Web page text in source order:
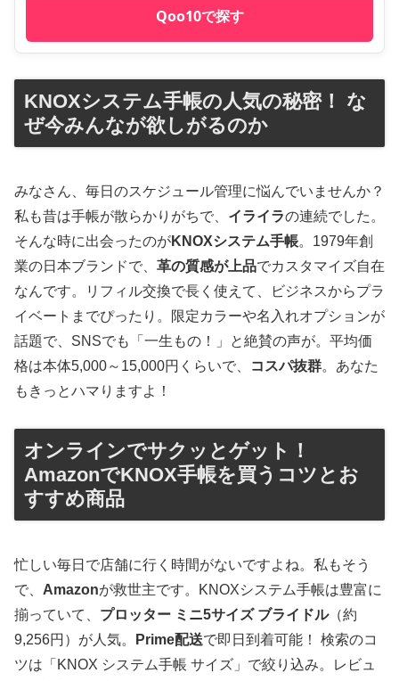
Qoo10で探す
KNOXシステム手帳の人気の秘密！ な
ぜ今みんなが欲しがるのか
みなさん、毎日のスケジュール管理に悩んでいませんか？
私も昔は手帳が散らかりがちで、 イライラの連続でした。
そんな時に出会ったのがKNOXシステム手帳。1979年創
業の日本ブランドで、 革の質感が上品でカスタマイズ自在
なんです。リフィル交換で長く使えて、ビジネスからプラ
イベートまでぴったり。限定カラーや名入れオプションが
話題で、SNSでも「一生もの！」と絶賛の声が。平均価
格は本体5,000～15,000円くらいで、
コスパ抜群。あなた
もきっとハマりますよ！
オンラインでサクッとゲット！
AmazonでKNOX手帳を買うコツとお
すすめ商品
忙しい毎日で店舗に行く時間がないですよね。私もそう
で、 Amazonが救世主です。KNOXシステム手帳は豊富に
揃っていて、 プロッター ミニ5サイズ ブライドル（約
9,256円）が人気。
Prime配送で即日到着可能！ 検索のコ
ツは「KNOX システム手帳 サイズ」で絞り込み。レビュ